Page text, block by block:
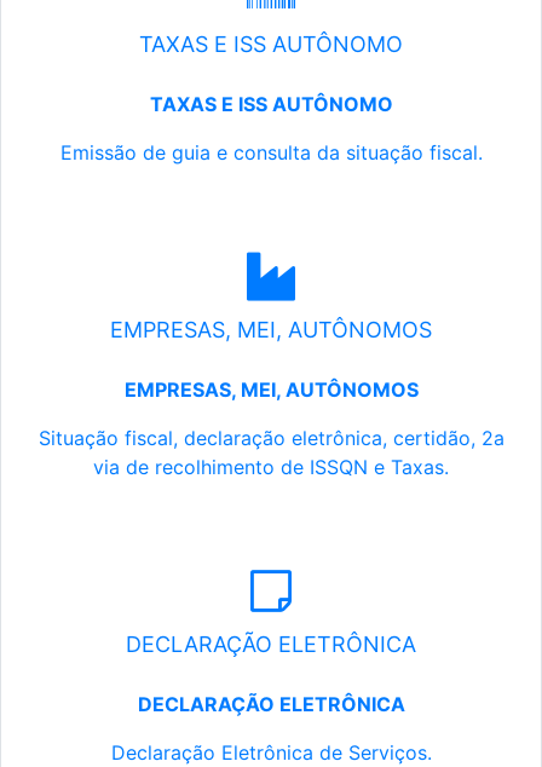
TAXAS E ISS AUTÔNOMO
TAXAS E ISS AUTÔNOMO
Emissão de guia e consulta da situação fiscal.
EMPRESAS, MEI, AUTÔNOMOS
EMPRESAS, MEI, AUTÔNOMOS
Situação fiscal, declaração eletrônica, certidão, 2a
via de recolhimento de ISSQN e Taxas.
DECLARAÇÃO ELETRÔNICA
DECLARAÇÃO ELETRÔNICA
Declaração Eletrônica de Serviços.